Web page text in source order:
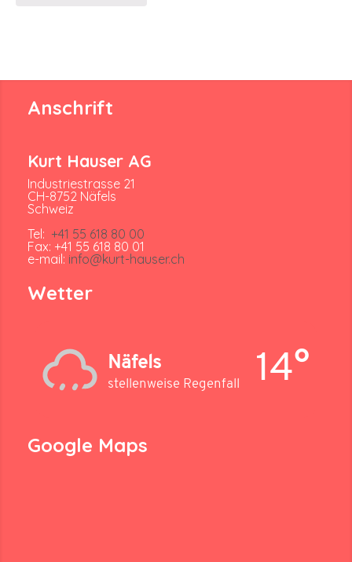
Anschrift
Kurt Hauser AG
Industriestrasse 21
CH-8752 Näfels
Schweiz
Tel: +41 55 618 80 00
Fax: +41 55 618 80 01
e-mail: info@kurt-hauser.ch
Wetter
Näfels
stellenweise Regenfall 14°
Google Maps